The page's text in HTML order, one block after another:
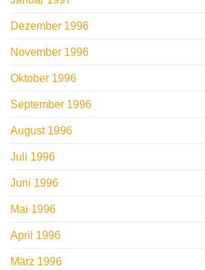
Dezember 1996
November 1996
Oktober 1996
September 1996
August 1996
Juli 1996
Juni 1996
Mai 1996
April 1996
März 1996